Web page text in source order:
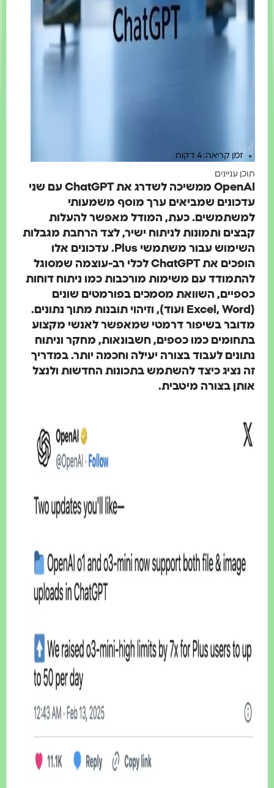
זמן קריאה: 4 דקות
תוכן עניינים
OpenAI ממשיכה לשדרג את ChatGPT עם שני
עדכונים שמביאים ערך מוסף משמעותי
למשתמשים. כעת, המודל מאפשר להעלות
קבצים ותמונות לניתוח ישיר, לצד הרחבת מגבלות
השימוש עבור משתמשי Plus. עדכונים אלו
הופכים את ChatGPT לכלי רב-עוצמה שמסוגל
להתמודד עם משימות מורכבות כמו ניתוח דוחות
כספיים, השוואת מסמכים בפורמטים שונים
(Excel, Word ועוד), וזיהוי תובנות מתוך נתונים.
מדובר בשיפור דרמטי שמאפשר לאנשי מקצוע
בתחומים כמו כספים, חשבונאות, מחקר וניתוח
נתונים לעבוד בצורה יעילה וחכמה יותר. במדריך
זה נציג כיצד להשתמש בתכונות החדשות ולנצל
אותן בצורה מיטבית.